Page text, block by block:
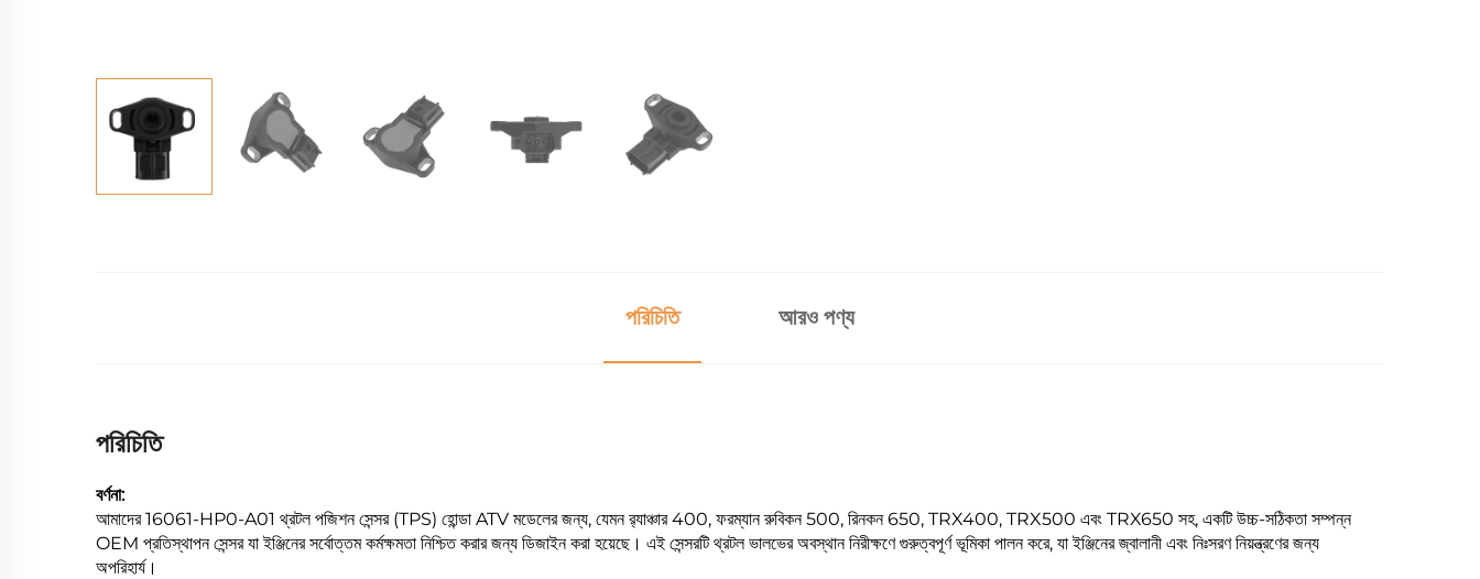
পরিচিতি আরও পণ্য
পরিচিতি
বর্ণনা:
আমাদের 16061-HP0-A01 থ্রটল পজিশন সেন্সর (TPS) হোন্ডা ATV মডেলের জন্য, যেমন র‍্যাঞ্চার 400, ফরম্যান রুবিকন 500, রিনকন 650, TRX400, TRX500 এবং TRX650 সহ, একটি উচ্চ-সঠিকতা সম্পন্ন
OEM প্রতিস্থাপন সেন্সর যা ইঞ্জিনের সর্বোত্তম কর্মক্ষমতা নিশ্চিত করার জন্য ডিজাইন করা হয়েছে। এই সেন্সরটি থ্রটল ভালভের অবস্থান নিরীক্ষণে গুরুত্বপূর্ণ ভূমিকা পালন করে, যা ইঞ্জিনের জ্বালানী এবং নিঃসরণ নিয়ন্ত্রণের জন্য
অপরিহার্য।